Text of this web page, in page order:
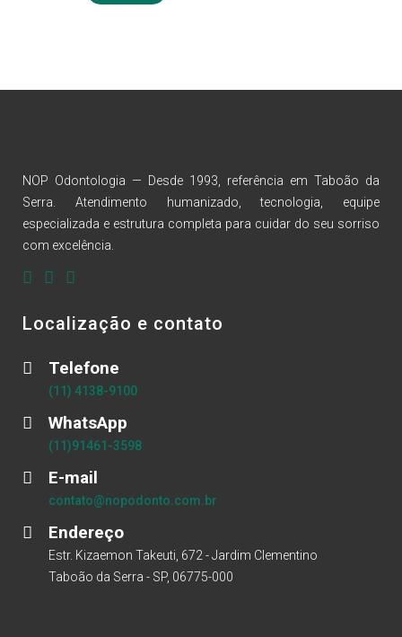
NOP Odontologia — Desde 1993, referência em Taboão da
Serra. Atendimento humanizado, tecnologia, equipe
especializada e estrutura completa para cuidar do seu sorriso
com excelência.
Localização e contato
Telefone
(11) 4138-9100
WhatsApp
(11)91461-3598
E-mail
contato@nopodonto.com.br
Endereço
Estr. Kizaemon Takeuti, 672 - Jardim Clementino
Taboão da Serra - SP, 06775-000